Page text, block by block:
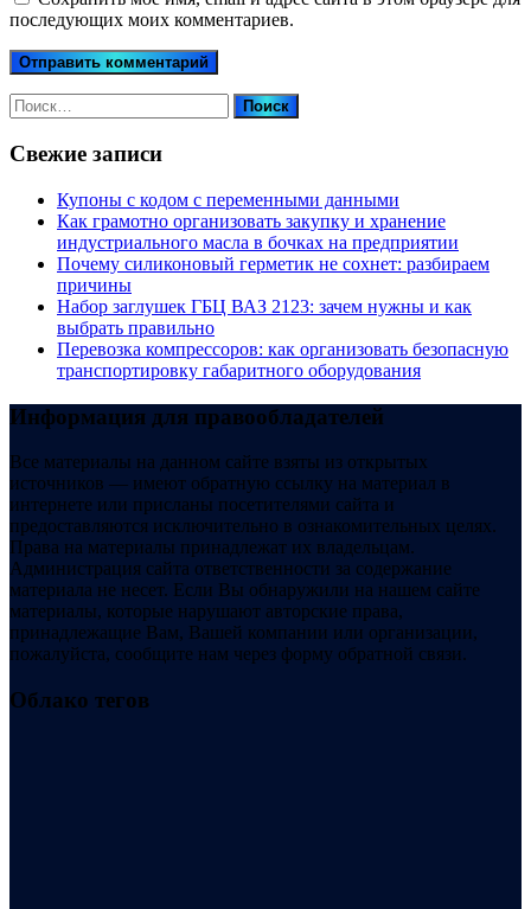
последующих моих комментариев.
Найти:
Свежие записи
Купоны c кодом с переменными данными
Как грамотно организовать закупку и хранение
индустриального масла в бочках на предприятии
Почему силиконовый герметик не сохнет: разбираем
причины
Набор заглушек ГБЦ ВАЗ 2123: зачем нужны и как
выбрать правильно
Перевозка компрессоров: как организовать безопасную
транспортировку габаритного оборудования
Информация для правообладателей
Все материалы на данном сайте взяты из открытых
источников — имеют обратную ссылку на материал в
интернете или присланы посетителями сайта и
предоставляются исключительно в ознакомительных целях.
Права на материалы принадлежат их владельцам.
Администрация сайта ответственности за содержание
материала не несет. Если Вы обнаружили на нашем сайте
материалы, которые нарушают авторские права,
принадлежащие Вам, Вашей компании или организации,
пожалуйста, сообщите нам через форму обратной связи.
Облако тегов